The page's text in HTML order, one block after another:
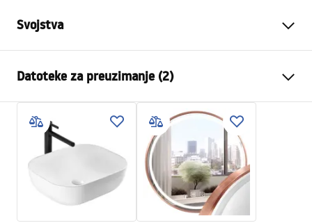
Svojstva
Način montaže
Zidna, Ugradbena
Boja
Četkana bakar
Vrsta izljevne cijevi
Fiksna
Materijal
Mjed
150mm
110mm
Datoteke za preuzimanje (2)
Instrukcja montażu
Instrukcja_montazu_.pdf
Jamstveni uvjeti
Warranty_Terms_and_Conditions_Faucets_-_5.pdf